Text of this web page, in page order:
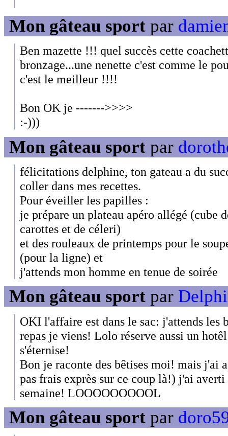
Mon gâteau sport par
Ben mazette !!! quel succès cette
bronzage...une nenette c'est comme le
c'est le meilleur !!!!
Bon OK je ------->>>>
:-)))
Mon gâteau sport par
félicitations delphine, ton gateau a du
coller dans mes recettes.
Pour éveiller les papilles :
je prépare un plateau apéro allégé (cube
carottes et de céleri)
et des rouleaux de printemps pour le
(pour la ligne) et
j'attends mon homme en tenue de soirée
Mon gâteau sport par
OKI l'affaire est dans le sac: j'attends les
repas je viens! Lolo réserve aussi un
s'éternise!
Bon je raconte des bêtises moi! mais j'ai
pas frais exprès sur ce coup là!) j'ai
semaine! LOOOOOOOOOL
Mon gâteau sport par